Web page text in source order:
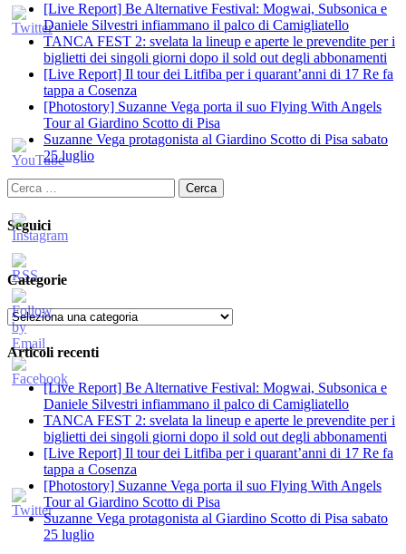
[Live Report] Be Alternative Festival: Mogwai, Subsonica e
Daniele Silvestri infiammano il palco di Camigliatello
TANCA FEST 2: svelata la lineup e aperte le prevendite per i
biglietti dei singoli giorni dopo il sold out degli abbonamenti
[Live Report] Il tour dei Litfiba per i quarant’anni di 17 Re fa
tappa a Cosenza
[Photostory] Suzanne Vega porta il suo Flying With Angels
Tour al Giardino Scotto di Pisa
Suzanne Vega protagonista al Giardino Scotto di Pisa sabato
25 luglio
Ricerca
per:
Seguici
Categorie
Categorie
Articoli recenti
[Live Report] Be Alternative Festival: Mogwai, Subsonica e
Daniele Silvestri infiammano il palco di Camigliatello
TANCA FEST 2: svelata la lineup e aperte le prevendite per i
biglietti dei singoli giorni dopo il sold out degli abbonamenti
[Live Report] Il tour dei Litfiba per i quarant’anni di 17 Re fa
tappa a Cosenza
[Photostory] Suzanne Vega porta il suo Flying With Angels
Tour al Giardino Scotto di Pisa
Suzanne Vega protagonista al Giardino Scotto di Pisa sabato
25 luglio